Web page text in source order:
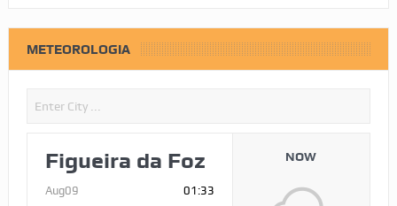
METEOROLOGIA
Figueira da Foz
Aug09 01:33
NOW